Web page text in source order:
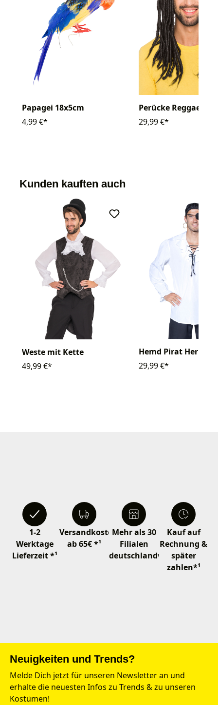
Papagei 18x5cm
4,99 €*
Perücke Reggae
29,99 €*
Kunden kauften auch
Weste mit Kette
49,99 €*
Hemd Pirat Herren
29,99 €*
1-2
Werktage
Lieferzeit *¹
Versandkostenfrei
ab 65€ *¹
Mehr als 30
Filialen
deutschlandweit
Kauf auf
Rechnung &
später
zahlen*¹
Neuigkeiten und Trends?
Melde Dich jetzt für unseren Newsletter an und
erhalte die neuesten Infos zu Trends & zu unseren
Kostümen!